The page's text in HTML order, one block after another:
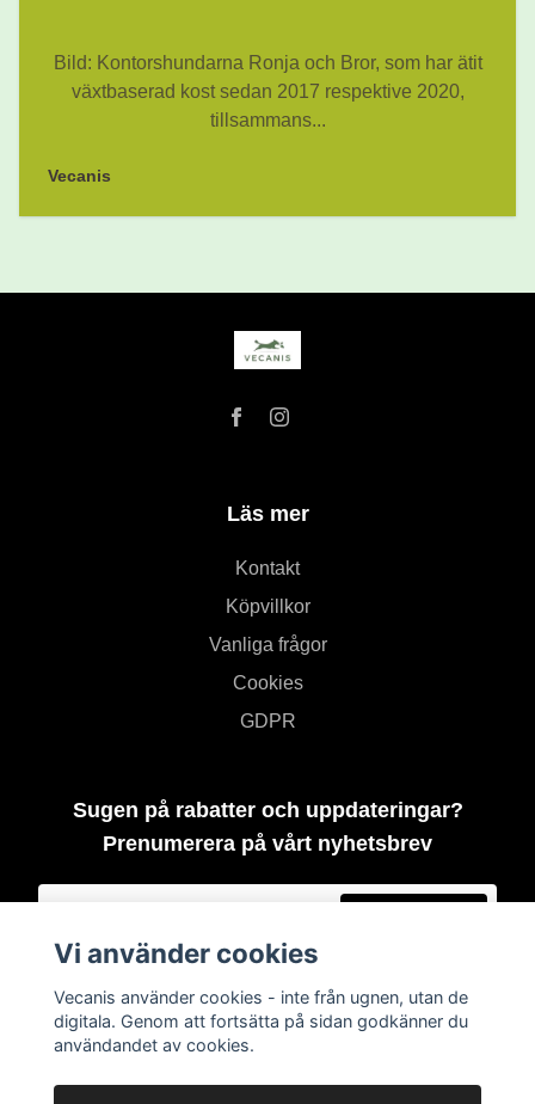
Bild: Kontorshundarna Ronja och Bror, som har ätit
växtbaserad kost sedan 2017 respektive 2020,
tillsammans...
Vecanis
Läs mer
Kontakt
Köpvillkor
Vanliga frågor
Cookies
GDPR
Sugen på rabatter och uppdateringar?
Prenumerera på vårt nyhetsbrev
Vi använder cookies
Vecanis använder cookies - inte från ugnen, utan de
digitala. Genom att fortsätta på sidan godkänner du
användandet av cookies.